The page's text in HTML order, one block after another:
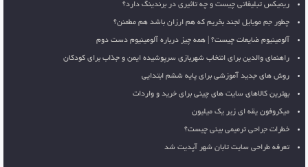
ریمیکس تبلیغاتی چیست و چه تاثیری در برندینگ دارد؟
چطور جم موبایل لجند بخریم که هم ارزان باشد هم مطمئن؟
آلومینیوم ضایعات چیست؟ | همه چیز درباره آلومینیوم دست دوم
راهنمای والدین برای انتخاب شهربازی سرپوشیده ایمن و جذاب برای کودکان
روش های جدید آموزشی برای پایه ششم ابتدایی
بهترین کالاهای سایت های چینی برای خرید و واردات
میکروفون یقه ای زیر یک میلیون
خطرات جراحی ترمیمی بینی چیست؟
تعرفه طراحی سایت تابان شهر آپدیت شد